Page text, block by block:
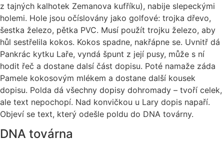
z tajných kalhotek Zemanova kufříku), nabije slepeckými
holemi. Hole jsou očíslovány jako golfové: trojka dřevo,
šestka železo, pětka PVC. Musí použít trojku železo, aby
hůl sestřelila kokos. Kokos spadne, nakřápne se. Uvnitř dá
Pankrác kytku Laře, vyndá špunt z její pusy, může s ní
hodit řeč a dostane dalsí část dopisu. Poté namaže záda
Pamele kokosovým mlékem a dostane další kousek
dopisu. Polda dá všechny dopisy dohromady – tvoří celek,
ale text nepochopí. Nad konvičkou u Lary dopis napaří.
Objeví se text, který odešle poldu do DNA továrny.
DNA továrna